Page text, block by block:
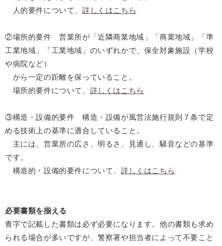
人的要件について、 詳しくはこちら
②場所的要件 営業所が「近隣商業地域」「商業地域」「準
工業地域」「工業地域」のいずれかで、保全対象施設（学校
や病院など）
から一定の距離を保っていること。
場所的要件について、 詳しくはこちら
③構造・設備的要件 構造・設備が風営法施行規則７条で定
める技術上の基準に適合していること。
主には、営業所の広さ、明るさ、見通し、騒音などの基準
です。
構造的・設備的要件について、 詳しくはこちら
必要書類を揃える
青字で記載した書類は必ず必要になります。他の書類も求め
られる場合が多いですが、警察署や担当者によって不要こと